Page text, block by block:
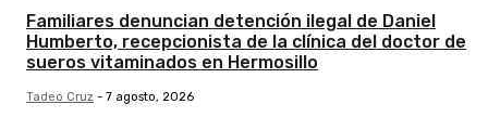
Familiares denuncian detención ilegal de Daniel
Humberto, recepcionista de la clínica del doctor de
sueros vitaminados en Hermosillo
Tadeo Cruz - 7 agosto, 2026